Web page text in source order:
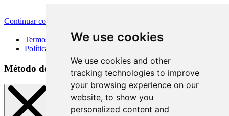
We use cookies
We use cookies and other
tracking technologies to improve
your browsing experience on our
website, to show you
personalized content and
Continuar com a Apple
Termos de Uso
Política de Privacidade
Método de acesso